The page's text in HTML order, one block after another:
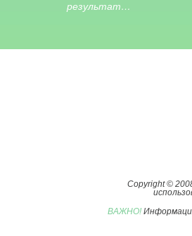
результат…
Copyright ©
ВАЖНО!